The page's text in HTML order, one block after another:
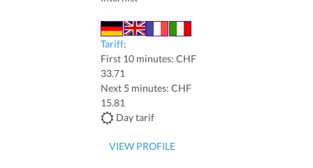
Tariff:
First 10 minutes: CHF
33.71
Next 5 minutes: CHF
15.81
Day tarif
VIEW PROFILE